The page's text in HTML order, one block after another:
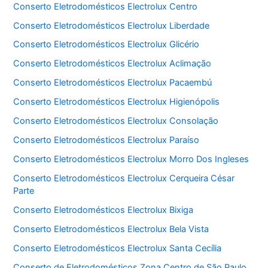
Conserto Eletrodomésticos Electrolux Centro
Conserto Eletrodomésticos Electrolux Liberdade
Conserto Eletrodomésticos Electrolux Glicério
Conserto Eletrodomésticos Electrolux Aclimação
Conserto Eletrodomésticos Electrolux Pacaembú
Conserto Eletrodomésticos Electrolux Higienópolis
Conserto Eletrodomésticos Electrolux Consolação
Conserto Eletrodomésticos Electrolux Paraíso
Conserto Eletrodomésticos Electrolux Morro Dos Ingleses
Conserto Eletrodomésticos Electrolux Cerqueira César
Parte
Conserto Eletrodomésticos Electrolux Bixiga
Conserto Eletrodomésticos Electrolux Bela Vista
Conserto Eletrodomésticos Electrolux Santa Cecília